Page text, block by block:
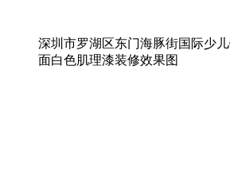
深圳市罗湖区东门海豚街国际少
面白色肌理漆装修效果图